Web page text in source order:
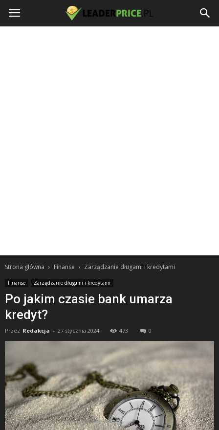
LEADERPRICE.PL
Strona główna Finanse Zarządzanie długami i kredytami
Finanse Zarządzanie długami i kredytami
Po jakim czasie bank umarza
kredyt?
Przez Redakcja - 27 stycznia 2024 473 0